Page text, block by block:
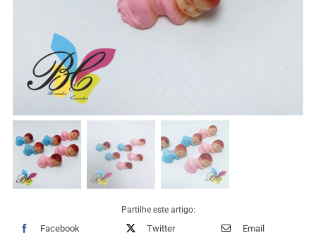
Partilhe este artigo:
Facebook Twitter Email